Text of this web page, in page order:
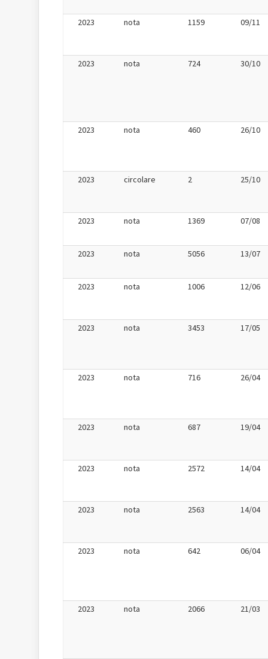
2023 nota 1159 09/11
2023 nota 724 30/10
2023 nota 460 26/10
2023 circolare 2 25/10
2023 nota 1369 07/08
2023 nota 5056 13/07
2023 nota 1006 12/06
2023 nota 3453 17/05
2023 nota 716 26/04
2023 nota 687 19/04
2023 nota 2572 14/04
2023 nota 2563 14/04
2023 nota 642 06/04
2023 nota 2066 21/03